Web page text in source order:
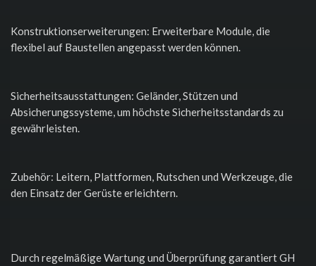
Konstruktionserweiterungen: Erweiterbare Module, die
flexibel auf Baustellen angepasst werden können.
Sicherheitsausstattungen: Geländer, Stützen und
Absicherungssysteme, um höchste Sicherheitsstandards zu
gewährleisten.
Zubehör: Leitern, Plattformen, Rutschen und Werkzeuge, die
den Einsatz der Gerüste erleichtern.
Durch regelmäßige Wartung und Überprüfung garantiert GH